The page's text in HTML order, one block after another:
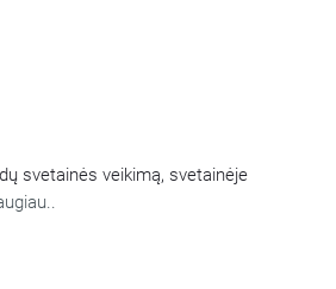
svetainės veikimą, svetainėje